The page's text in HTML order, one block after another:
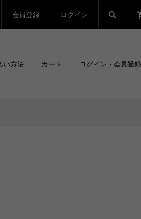
会員登録 ログイン 
い方法 カート ログイン・会員登録